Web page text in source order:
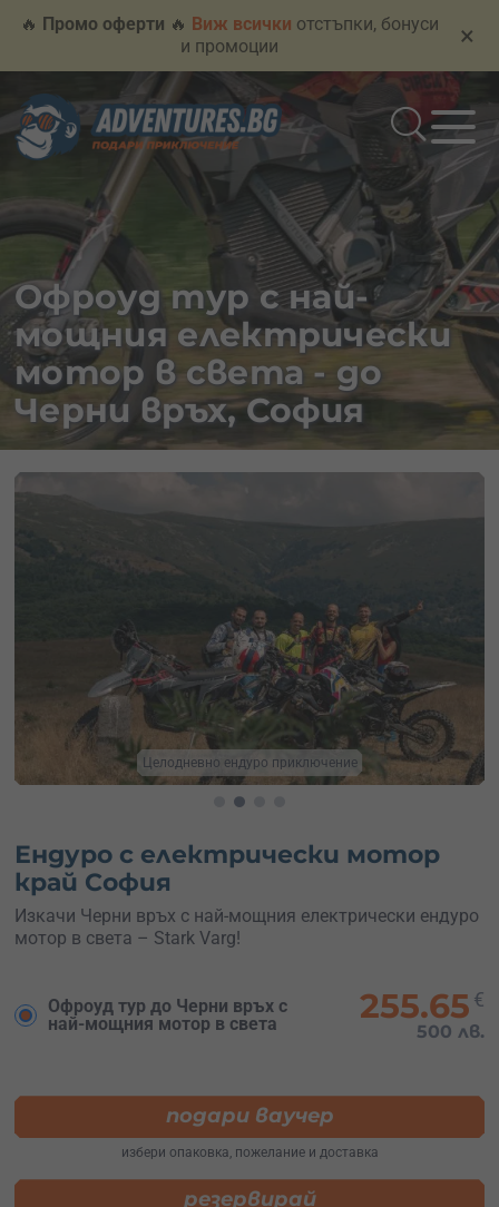
🔥 Промо оферти 🔥 Виж всички отстъпки, бонуси
и промоции
×
Офроуд тур с най-
мощния електрически
мотор в света - до
Черни връх, София
Мощен мотор Stark Varg
Ендуро с електрически мотор
край София
Изкачи Черни връх с най-мощния електрически ендуро
мотор в света – Stark Varg!
Офроуд тур до Черни връх с
най-мощния мотор в света
255.65 €
500 лв.
подари ваучер
избери опаковка, пожелание и доставка
резервирай